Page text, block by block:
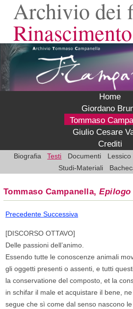
Archivio dei
Rinascimento
Home
Giordano
Tommaso
Giulio Cesare
Crediti
Biografia Testi Documenti Lessico
Studi-Materiali
Tommaso Campanella,Epilogo
PrecedenteSuccessiva
[DISCORSO OTTAVO]
Delle passioni dell’animo.
Essendo tutte le conoscenze animali
gli oggetti presenti o assenti, e tutti
la conservatione del composto, et la
in schifar il male et acquistare il bene, ne
segue che sì come dal senso nascono